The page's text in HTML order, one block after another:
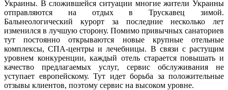
Украины. В сложившейся ситуации многие жители Украины
отправляются на отдых в Трускавец зимой.
Бальнеологический курорт за последние несколько лет
изменился в лучшую сторону. Помимо привычных санаториев
тут постоянно открываются новые крупные отельные
комплексы, СПА-центры и лечебницы. В связи с растущим
уровнем конкуренции, каждый отель старается повышать и
качество предлагаемых услуг, сервис обслуживания не
уступает европейскому. Тут идет борьба за положительные
отзывы клиентов, поэтому сервис на высоком уровне.